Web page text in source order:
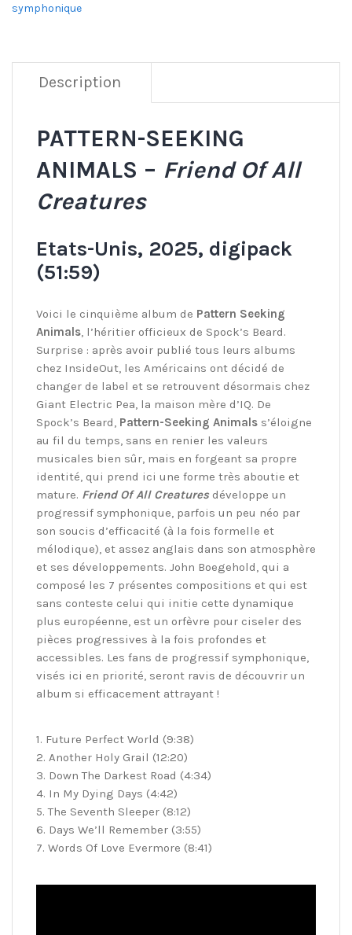
symphonique
Description
PATTERN-SEEKING
ANIMALS – Friend Of All
Creatures
Etats-Unis, 2025, digipack
(51:59)
Voici le cinquième album de Pattern Seeking
Animals, l’héritier officieux de Spock’s Beard.
Surprise : après avoir publié tous leurs albums
chez InsideOut, les Américains ont décidé de
changer de label et se retrouvent désormais chez
Giant Electric Pea, la maison mère d’IQ. De
Spock’s Beard, Pattern-Seeking Animals s’éloigne
au fil du temps, sans en renier les valeurs
musicales bien sûr, mais en forgeant sa propre
identité, qui prend ici une forme très aboutie et
mature. Friend Of All Creatures développe un
progressif symphonique, parfois un peu néo par
son soucis d’efficacité (à la fois formelle et
mélodique), et assez anglais dans son atmosphère
et ses développements. John Boegehold, qui a
composé les 7 présentes compositions et qui est
sans conteste celui qui initie cette dynamique
plus européenne, est un orfèvre pour ciseler des
pièces progressives à la fois profondes et
accessibles. Les fans de progressif symphonique,
visés ici en priorité, seront ravis de découvrir un
album si efficacement attrayant !
1. Future Perfect World (9:38)
2. Another Holy Grail (12:20)
3. Down The Darkest Road (4:34)
4. In My Dying Days (4:42)
5. The Seventh Sleeper (8:12)
6. Days We’ll Remember (3:55)
7. Words Of Love Evermore (8:41)